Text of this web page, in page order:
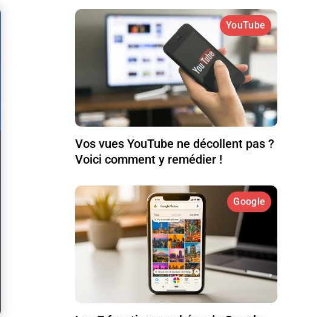
YouTube
Vos vues YouTube ne décollent pas ?
Voici comment y remédier !
Google